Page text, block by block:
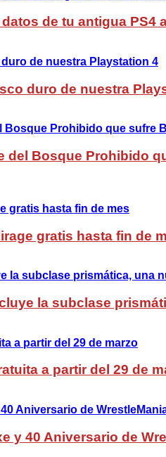
de tu antigua PS4
duro de nuestra
del Bosque Prohibido
gratis hasta fin de
la subclase
a partir del 29 de
y 40 Aniversario de